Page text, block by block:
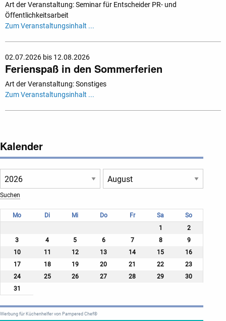
Art der Veranstaltung: Seminar für Entscheider PR- und
Öffentlichkeitsarbeit
Zum Veranstaltungsinhalt ...
02.07.2026 bis 12.08.2026
Ferienspaß in den Sommerferien
Art der Veranstaltung: Sonstiges
Zum Veranstaltungsinhalt ...
Kalender
Mo Di Mi Do Fr Sa
So
1
2
3
4 5 6 7 8
9
10
11 12 13 14 15
16
17
18 19 20 21 22
23
24
25 26 27 28 29
30
31
Werbung für Küchenhelfer von Pampered Chef®